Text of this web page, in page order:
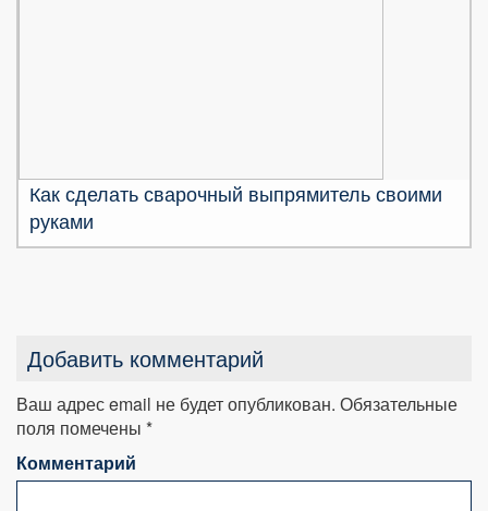
Как сделать сварочный выпрямитель своими
руками
Добавить комментарий
Ваш адрес email не будет опубликован. Обязательные
поля помечены *
Комментарий